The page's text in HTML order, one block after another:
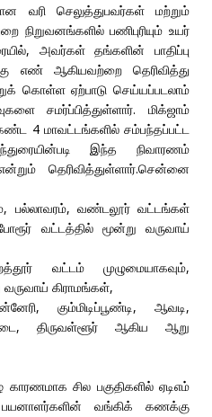
வரி செலுத்துபவர்கள் மற்றும்
நிறுவனங்களில் பணிபுரியும் உயர்
அவர்கள் தங்களின் பாதிப்பு
எண் ஆகியவற்றை தெரிவித்து
கொள்ள ஏற்பாடு செய்யப்படலாம்
சமர்ப்பித்துள்ளார். மிக்ஜாம்
4 மாவட்டங்களில் சம்பந்தப்பட்ட
இந்த நிவாரணம்
தெரிவித்துள்ளார்.சென்னை
பல்லாவரம், வண்டலூர் வட்டங்கள்
வட்டத்தில் மூன்று வருவாய்
வட்டம் முழுமையாகவும்,
வருவாய் கிராமங்கள்,
கும்மிடிப்பூண்டி, ஆவடி,
திருவள்ளூர் ஆகிய ஆறு
சில பகுதிகளில் ஏடிஎம்
வங்கிக் கணக்கு